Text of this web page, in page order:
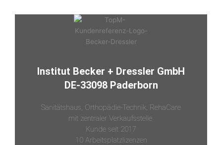
Institut Becker + Dressler GmbH
DE-33098 Paderborn
Sanitätshaus, Orthopädie-Technik, RehaCare
mit zentraler Verkaufsstelle
Kunde seit 2017
10 Arbeitsplatzlizenzen